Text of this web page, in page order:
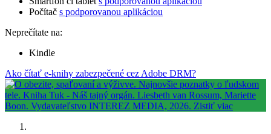
Počítač s podporovanou aplikáciou
Neprečítate na:
Kindle
Ako čítať e-knihy zabezpečené cez Adobe DRM?